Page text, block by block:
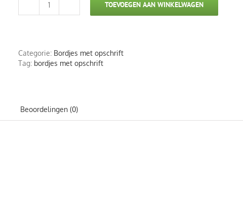
Metalen
highway
aantal
TOEVOEGEN AAN WINKELWAGEN
Categorie: Bordjes met opschrift
Tag: bordjes met opschrift
Beoordelingen (0)